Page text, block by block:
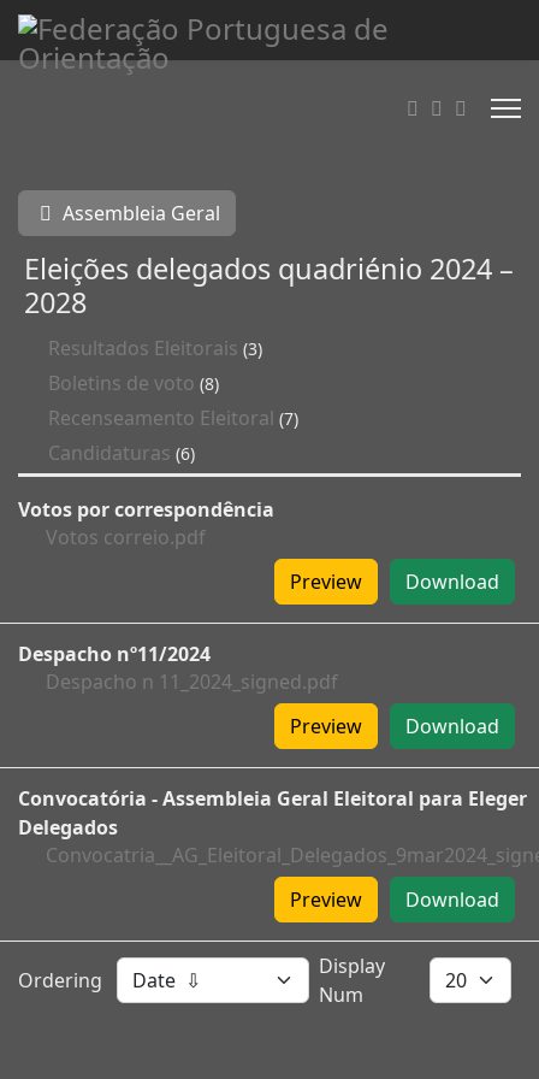
Assembleia Geral
Eleições delegados quadriénio 2024 –
2028
Resultados Eleitorais (3)
Boletins de voto (8)
Recenseamento Eleitoral (7)
Candidaturas (6)
Votos por correspondência
Votos correio.pdf
Download
Preview
Despacho nº11/2024
Despacho n 11_2024_signed.pdf
Download
Preview
Convocatória - Assembleia Geral Eleitoral para Eleger
Delegados
Download
Preview
Ordering
Display
Num